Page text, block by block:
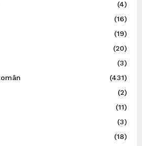
(4)
(16)
(19)
(20)
(3)
(431)
(2)
(11)
(3)
(18)